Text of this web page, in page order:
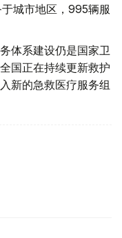
城市地区，995辆服
体系建设仍是国家卫
国正在持续更新救护
新的急救医疗服务组